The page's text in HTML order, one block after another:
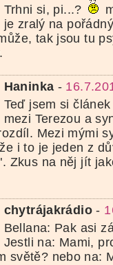
Trhni si, pi...?
je zralý na
tak jsou tu
Haninka -
Teď jsem si
mezi Terezou a
Mezi mými
i to je jeden z
Zkus na něj jít
chytrájakrádio-
Bellana: Pak asi
Jestli na: Mami,
světě? nebo na: